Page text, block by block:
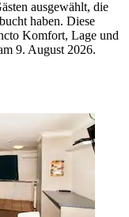
ausgewählt, die
haben. Diese
Komfort, Lage und
9. August 2026.